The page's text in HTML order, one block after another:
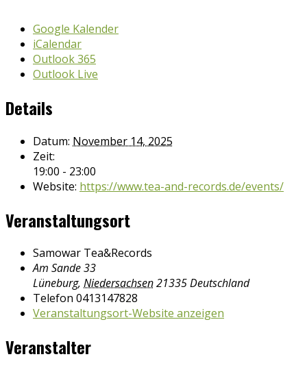
Google Kalender
iCalendar
Outlook 365
Outlook Live
Details
Datum: November 14, 2025
Zeit:
19:00 - 23:00
Website: https://www.tea-and-records.de/events/
Veranstaltungsort
Samowar Tea&Records
Am Sande 33
Lüneburg, Niedersachsen21335Deutschland
Telefon 0413147828
Veranstaltungsort-Website anzeigen
Veranstalter